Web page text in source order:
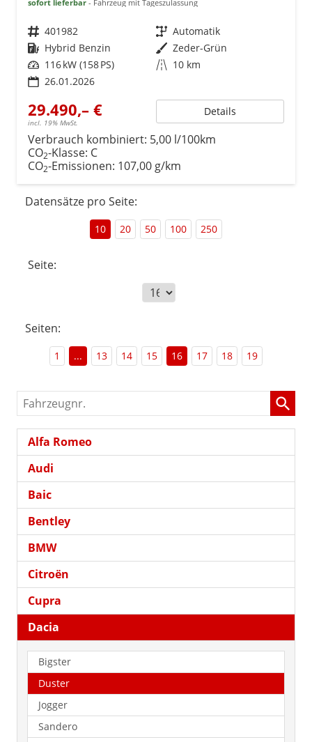
sofort lieferbar Fahrzeug mit Tageszulassung
Fahrzeugnr. 401982 Getriebe Automatik
Kraftstoff Hybrid Benzin Außenfarbe Zeder-Grün
Leistung 116 kW (158 PS) Kilometerstand 10 km
26.01.2026
29.490,– €
incl. 19% MwSt.
Details
Verbrauch kombiniert: 5,00 l/100km
CO2-Klasse: C
CO2-Emissionen: 107,00 g/km
Datensätze pro Seite:
10 20 50 100 250
Seite:
Seiten:
1 ... 13 14 15 16 17 18 19
Fahrzeugnr.
Alfa Romeo
Audi
Baic
Bentley
BMW
Citroën
Cupra
Dacia
Bigster
Duster
Jogger
Sandero